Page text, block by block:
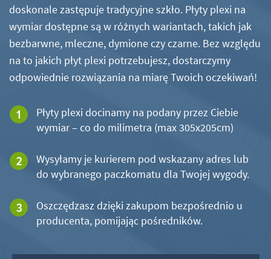
doskonale zastępuje tradycyjne szkło. Płyty plexi na
wymiar dostępne są w różnych wariantach, takich jak
bezbarwne, mleczne, dymione czy czarne. Bez względu
na to jakich płyt plexi potrzebujesz, dostarczymy
odpowiednie rozwiązania na miarę Twoich oczekiwań!
Płyty plexi docinamy na podany przez Ciebie
wymiar – co do milimetra (max 305x205cm)
Wysyłamy je kurierem pod wskazany adres lub
do wybranego paczkomatu dla Twojej wygody.
Oszczędzasz dzięki zakupom bezpośrednio u
producenta, pomijając pośredników.